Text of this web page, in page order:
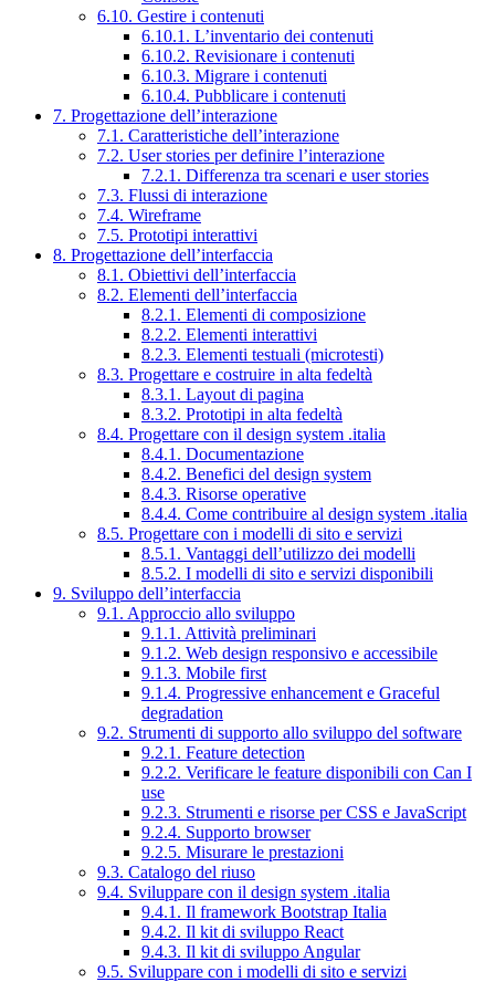
6.10. Gestire i contenuti
6.10.1. L’inventario dei contenuti
6.10.2. Revisionare i contenuti
6.10.3. Migrare i contenuti
6.10.4. Pubblicare i contenuti
7. Progettazione dell’interazione
7.1. Caratteristiche dell’interazione
7.2. User stories per definire l’interazione
7.2.1. Differenza tra scenari e user stories
7.3. Flussi di interazione
7.4. Wireframe
7.5. Prototipi interattivi
8. Progettazione dell’interfaccia
8.1. Obiettivi dell’interfaccia
8.2. Elementi dell’interfaccia
8.2.1. Elementi di composizione
8.2.2. Elementi interattivi
8.2.3. Elementi testuali (microtesti)
8.3. Progettare e costruire in alta fedeltà
8.3.1. Layout di pagina
8.3.2. Prototipi in alta fedeltà
8.4. Progettare con il design system .italia
8.4.1. Documentazione
8.4.2. Benefici del design system
8.4.3. Risorse operative
8.4.4. Come contribuire al design system .italia
8.5. Progettare con i modelli di sito e servizi
8.5.1. Vantaggi dell’utilizzo dei modelli
8.5.2. I modelli di sito e servizi disponibili
9. Sviluppo dell’interfaccia
9.1. Approccio allo sviluppo
9.1.1. Attività preliminari
9.1.2. Web design responsivo e accessibile
9.1.3. Mobile first
9.1.4. Progressive enhancement e Graceful
degradation
9.2. Strumenti di supporto allo sviluppo del software
9.2.1. Feature detection
9.2.2. Verificare le feature disponibili con Can I
use
9.2.3. Strumenti e risorse per CSS e JavaScript
9.2.4. Supporto browser
9.2.5. Misurare le prestazioni
9.3. Catalogo del riuso
9.4. Sviluppare con il design system .italia
9.4.1. Il framework Bootstrap Italia
9.4.2. Il kit di sviluppo React
9.4.3. Il kit di sviluppo Angular
9.5. Sviluppare con i modelli di sito e servizi